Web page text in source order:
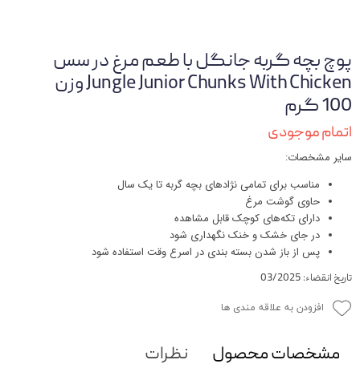
پوچ بچه گربه جانگل با طعم مرغ در سس
Jungle Junior Chunks With Chicken وزن
100 گرم
اتمام موجودی
سایر مشخصات:
مناسب برای تمامی نژادهای بچه گربه تا یک سال
حاوی گوشت مرغ
دارای تکه‌های کوچک قابل مشاهده
در جای خشک و خنک نگهداری شود
پس از باز شدن بسته بندی در اسرع وقت استفاده شود
تاریخ انقضاء: 03/2025
افزودن به علاقه مندی ها
مشخصات محصول نظرات